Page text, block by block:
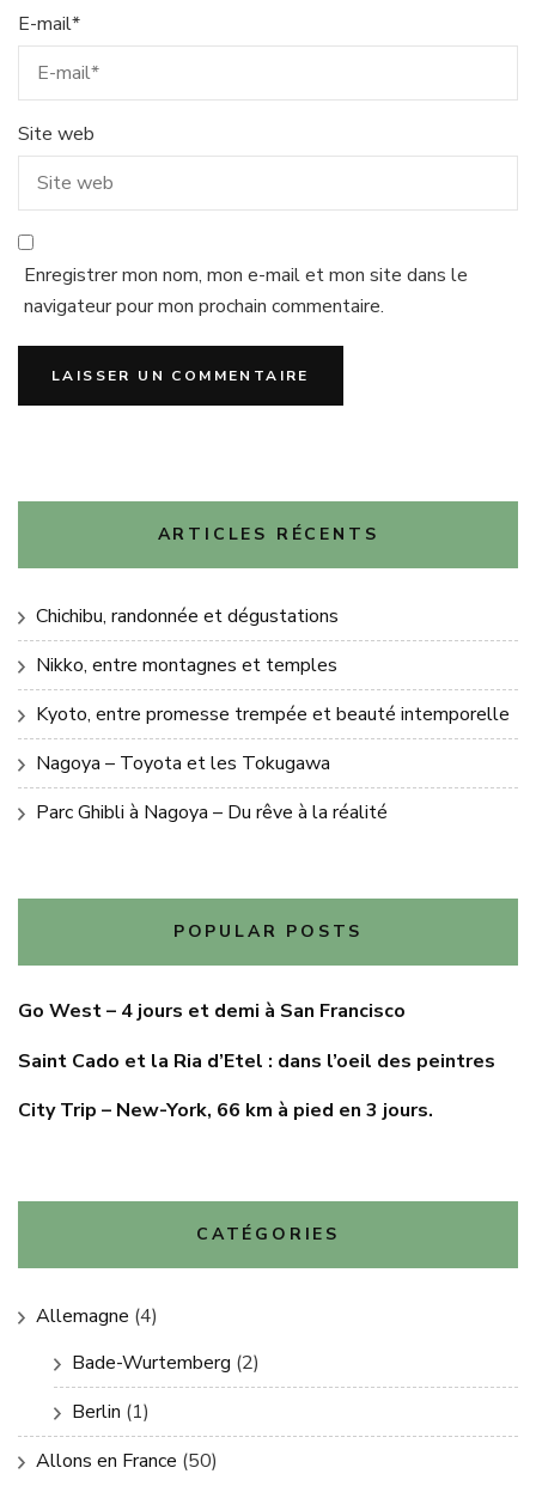
E-mail*
Site web
Enregistrer mon nom, mon e-mail et mon site dans le
navigateur pour mon prochain commentaire.
ARTICLES RÉCENTS
Chichibu, randonnée et dégustations
Nikko, entre montagnes et temples
Kyoto, entre promesse trempée et beauté intemporelle
Nagoya – Toyota et les Tokugawa
Parc Ghibli à Nagoya – Du rêve à la réalité
POPULAR POSTS
Go West – 4 jours et demi à San Francisco
Saint Cado et la Ria d’Etel : dans l’oeil des peintres
City Trip – New-York, 66 km à pied en 3 jours.
CATÉGORIES
Allemagne (4)
Bade-Wurtemberg (2)
Berlin (1)
Allons en France (50)